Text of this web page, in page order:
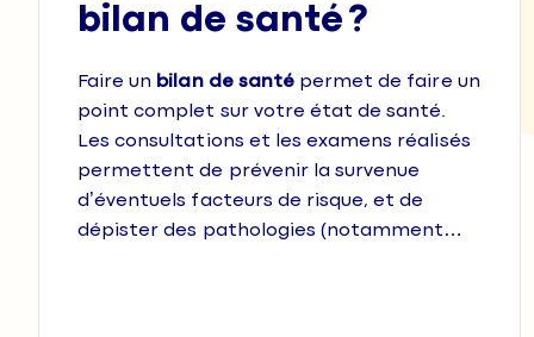
bilan de santé ?
Faire un bilan de santépermet de faire un
point complet sur votre état de santé.
Les consultations et les examens réalisés
permettent de prévenir la survenue
d’éventuels facteurs de risque, et de
dépister des pathologies (notamment